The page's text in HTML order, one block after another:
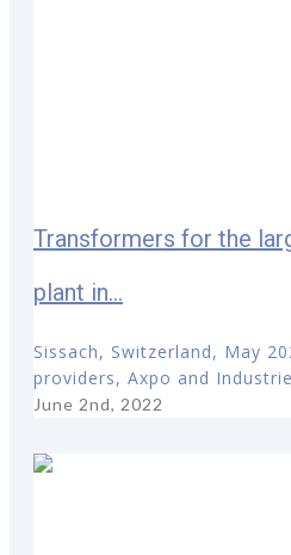
Transformers for the
plant in...
Sissach, Switzerland, May
providers, Axpo and
June 2nd, 2022